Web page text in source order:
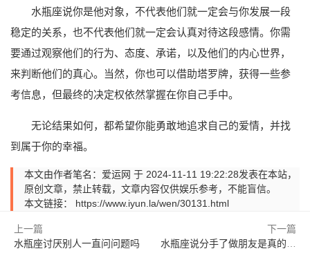
水瓶座说你是他对象，不代表他们就一定会与你发展一段
稳定的关系，也不代表他们就一定会认真对待这段感情。你需
要通过观察他们的行为、态度、承诺，以及他们的内心世界，
来判断他们的真心。当然，你也可以借助塔罗牌，获得一些参
考信息，但最终的决定权依然掌握在你自己手中。
无论结果如何，都希望你能勇敢地追求自己的爱情，并找
到属于你的幸福。
本文由作者笔名：爱运网 于 2024-11-11 19:22:28发表在本站，
原创文章，禁止转载，文章内容仅供娱乐参考，不能盲信。
本文链接： https://www.iyun.la/wen/30131.html
上一篇
水瓶座讨厌别人一直问问题吗
下一篇
水瓶座说分手了做朋友是真的吗 网友：学到了新的知识！